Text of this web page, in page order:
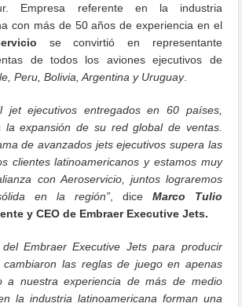
Empresa referente en la industria
con más de 50 años de experiencia en el
se convirtió en representante
de todos los aviones ejecutivos de
Peru, Bolivia, Argentina y Uruguay.
jet ejecutivos entregados en 60 países,
la expansión de su red global de ventas.
de avanzados jets ejecutivos supera las
clientes latinoamericanos y estamos muy
con Aeroservicio, juntos lograremos
en la región”, dice Marco Tulio
y CEO de Embraer Executive Jets.
Embraer Executive Jets para producir
cambiaron las reglas de juego en apenas
a nuestra experiencia de más de medio
la industria latinoamericana forman una